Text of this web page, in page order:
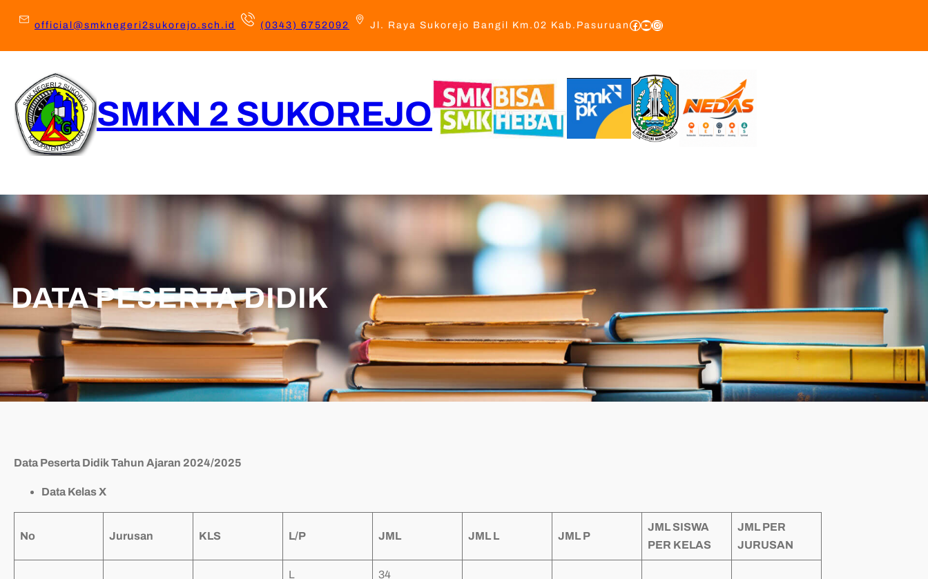
official@smknegeri2sukorejo.sch.id (0343) 6752092 Jl. Raya Sukorejo Bangil Km.02 Kab.Pasuruan Facebook
YouTube
Instagram
SMKN 2 SUKOREJO
DATA PESERTA DIDIK
Data Peserta Didik Tahun Ajaran 2024/2025
Data Kelas X
No Jurusan KLS L/P JML JML L JML P
JML SISWA
PER KELAS
JML PER
JURUSAN
L 34